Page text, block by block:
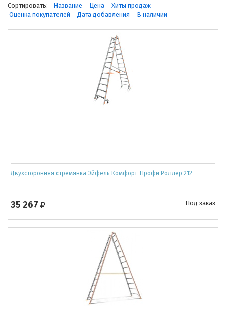
Сортировать: Название Цена
Хиты продаж
Оценка покупателей
Дата добавления В наличии
Двухсторонняя стремянка Эйфель Комфорт-Профи Роллер 212
35 267 Под заказ